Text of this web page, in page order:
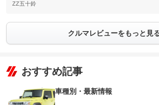
ZZ五十鈴
クルマレビューをもっと見
おすすめ記事
車種別・最新情報